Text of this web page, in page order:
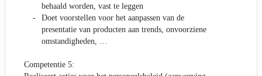
behaald worden, vast te leggen
Doet voorstellen voor het aanpassen van de
presentatie van producten aan trends, onvoorziene
omstandigheden, …
Competentie 5: